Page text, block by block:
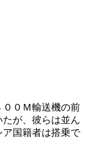
００Ｍ輸送機の前
が、彼らは並ん
国籍者は搭乗で